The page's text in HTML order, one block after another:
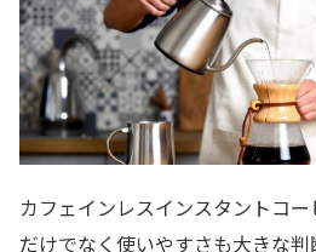
カフェインレスインスタントコ
だけでなく使いやすさも大きな判